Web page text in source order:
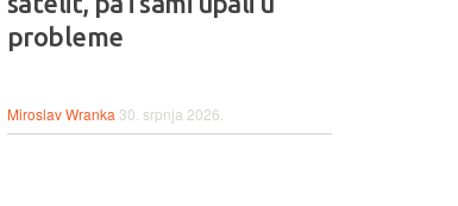
probleme
Miroslav Wranka 30. srpnja 2026.